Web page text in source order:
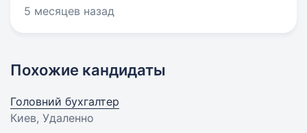
5 месяцев назад
Похожие кандидаты
Головний бухгалтер
Киев, Удаленно